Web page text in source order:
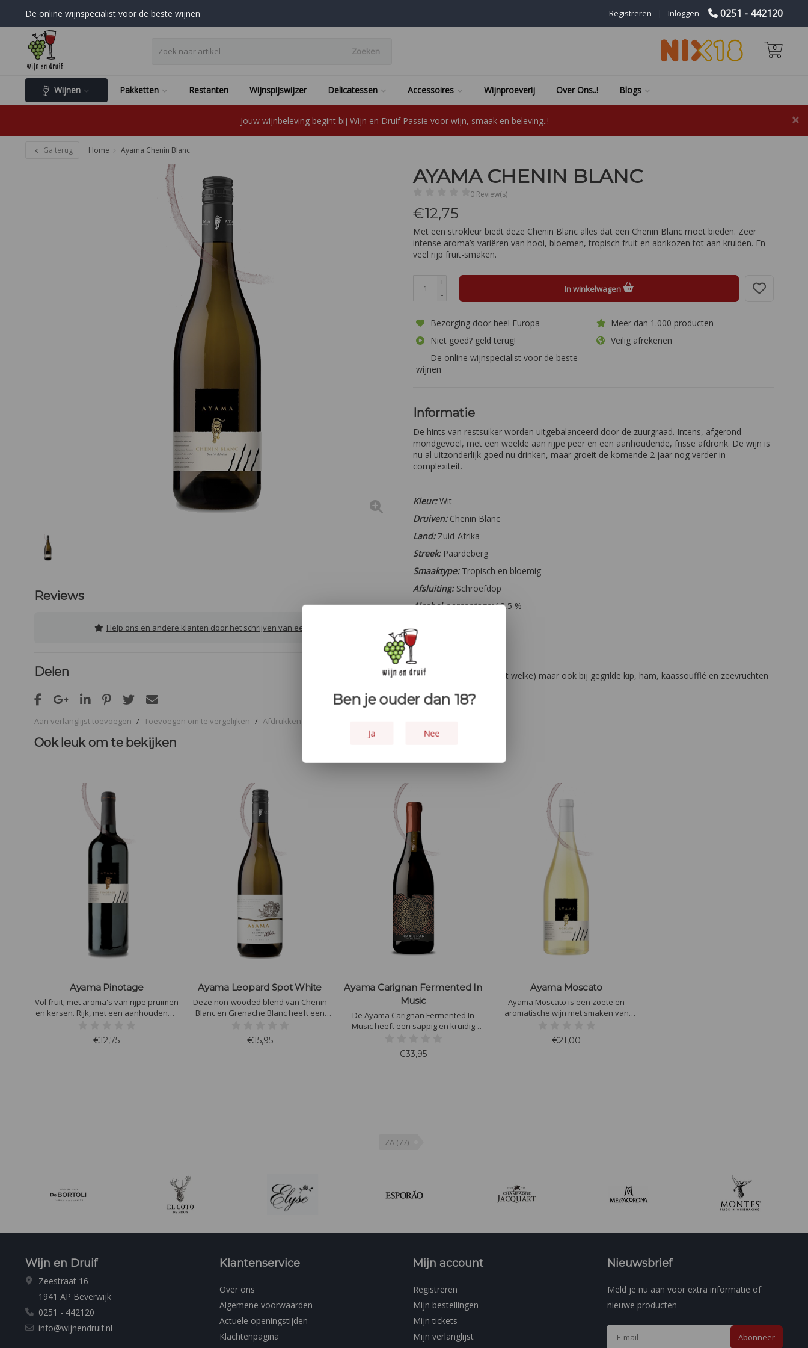
De online wijnspecialist voor de beste wijnen 0251 - 442120
Inloggen
|
Registreren
Zoeken 0
Wijnen Pakketten Restanten Wijnspijswijzer Delicatessen Accessoires Wijnproeverij Over Ons..! Blogs
Jouw wijnbeleving begint bij Wijn en Druif Passie voor wijn, smaak en beleving..! ×
Ga terug Home Ayama Chenin Blanc
Reviews
Help ons en andere klanten door het schrijven van een review
Delen
Aan verlanglijst toevoegen / Toevoegen om te vergelijken / Afdrukken
AYAMA CHENIN BLANC
0 Review(s)
€12,75
Met een strokleur biedt deze Chenin Blanc alles dat een Chenin Blanc moet bieden. Zeer
intense aroma’s variëren van hooi, bloemen, tropisch fruit en abrikozen tot aan kruiden. En
veel rijp fruit-smaken.
+
-
In winkelwagen
Bezorging door heel Europa
Meer dan 1.000 producten
Niet goed? geld terug!
Veilig afrekenen
De online wijnspecialist voor de beste
wijnen
Informatie
De hints van restsuiker worden uitgebalanceerd door de zuurgraad. Intens, afgerond
mondgevoel, met een weelde aan rijpe peer en een aanhoudende, frisse afdronk. De wijn is
nu al uitzonderlijk goed nu drinken, maar groeit de komende 2 jaar nog verder in
complexiteit.
Kleur:Wit
Druiven: Chenin Blanc
Land:Zuid-Afrika
Streek:Paardeberg
Smaaktype:Tropisch en bloemig
Afsluiting:Schroefdop
Alcohol percentage:13,5 %
Overige:
Houtopvoeding:
Lekker bij:
Vis (ongeacht welke) maar ook bij gegrilde kip, ham, kaassoufflé en zeevruchten
Ook leuk om te bekijken
Ayama Pinotage
Vol fruit; met aroma's van rijpe pruimen
en kersen. Rijk, met een aanhoudende
bessen, zwarte bessen en een aardse
ondertoon. Een harmonieuze balans in
€12,75
Ayama Leopard Spot White
Deze non-wooded blend van Chenin
Blanc en Grenache Blanc heeft een
geweldige blend met geen hout.
Proberen is kopen, want wat is dit een
€15,95
Ayama Carignan Fermented In
Music
De Ayama Carignan Fermented In
Music heeft een sappig en kruidig
vruchten, zoals kersen en frambozen,
aangevuld met subtiele kruiden en een
€33,95
Ayama Moscato
Ayama Moscato is een zoete en
aromatische wijn met smaken van
sprankeltje en de frisse zuren zorgen
voor een levendige en evenwichtige
€21,00
ZA (77)
Wijn en Druif
Zeestraat 16
1941 AP Beverwijk
0251 - 442120
info@wijnendruif.nl
Klantenservice
Over ons
Algemene voorwaarden
Actuele openingstijden
Klachtenpagina
Mijn account
Registreren
Mijn bestellingen
Mijn tickets
Mijn verlanglijst
Nieuwsbrief
Meld je nu aan voor extra informatie of
nieuwe producten
Abonneer
Ben je ouder dan 18?
Ja Nee